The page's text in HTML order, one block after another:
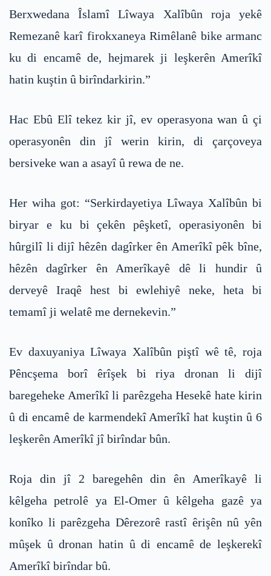
Berxwedana Îslamî Lîwaya Xalîbûn roja yekê
Remezanê karî firokxaneya Rimêlanê bike armanc
ku di encamê de, hejmarek ji leşkerên Amerîkî
hatin kuştin û birîndarkirin.”
Hac Ebû Elî tekez kir jî, ev operasyona wan û çi
operasyonên din jî werin kirin, di çarçoveya
bersiveke wan a asayî û rewa de ne.
Her wiha got: “Serkirdayetiya Lîwaya Xalîbûn bi
biryar e ku bi çekên pêşketî, operasiyonên bi
hûrgilî li dijî hêzên dagîrker ên Amerîkî pêk bîne,
hêzên dagîrker ên Amerîkayê dê li hundir û
derveyê Iraqê hest bi ewlehiyê neke, heta bi
temamî ji welatê me dernekevin.”
Ev daxuyaniya Lîwaya Xalîbûn piştî wê tê, roja
Pêncşema borî êrîşek bi riya dronan li dijî
baregeheke Amerîkî li parêzgeha Hesekê hate kirin
û di encamê de karmendekî Amerîkî hat kuştin û 6
leşkerên Amerîkî jî birîndar bûn.
Roja din jî 2 baregehên din ên Amerîkayê li
kêlgeha petrolê ya El-Omer û kêlgeha gazê ya
konîko li parêzgeha Dêrezorê rastî êrişên nû yên
mûşek û dronan hatin û di encamê de leşkerekî
Amerîkî birîndar bû.